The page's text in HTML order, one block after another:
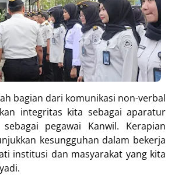
bagian dari komunikasi non-verbal
integritas kita sebagai aparatur
pegawai Kanwil. Kerapian
kesungguhan dalam bekerja
institusi dan masyarakat yang kita